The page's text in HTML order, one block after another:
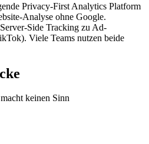
Privacy-First Analytics Platform
Analyse ohne Google.
Side Tracking zu Ad-
Viele Teams nutzen beide
keinen Sinn